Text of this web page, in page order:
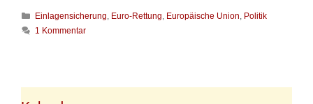
w
K
a
Einlagensicherung, Euro-Rettung, Europäische Union, Politik
1 Kommentar